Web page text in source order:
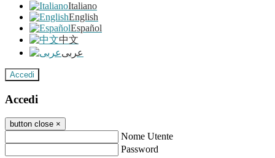
Italiano
English
Español
中文
عربى
Accedi
Accedi
button close ×
Nome Utente
Password